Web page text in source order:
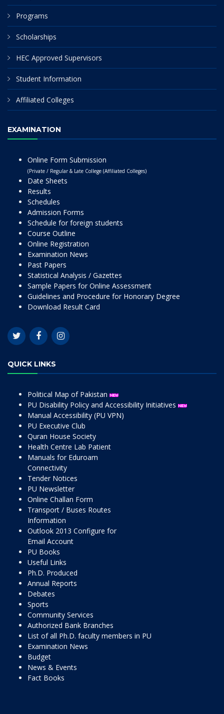
Programs
Scholarships
HEC Approved Supervisors
Student Information
Affiliated Colleges
EXAMINATION
Online Form Submission
(Private / Regular & Late College (Affiliated Colleges)
Date Sheets
Results
Schedules
Admission Forms
Schedule for foreign students
Course Outline
Online Registration
Examination News
Past Papers
Statistical Analysis / Gazettes
Sample Papers for Online Assessment
Guidelines and Procedure for Honorary Degree
Download Result Card
QUICK LINKS
Political Map of Pakistan
PU Disability Policy and Accessibility Initiatives
Manual Accessibility (PU VPN)
PU Executive Club
Quran House Society
Health Centre Lab Patient
Manuals for Eduroam
Connectivity
Tender Notices
PU Newsletter
Online Challan Form
Transport / Buses Routes
Information
Outlook 2013 Configure for
Email Account
PU Books
Useful Links
Ph.D. Produced
Annual Reports
Debates
Sports
Community Services
Authorized Bank Branches
List of all Ph.D. faculty members in PU
Examination News
Budget
News & Events
Fact Books